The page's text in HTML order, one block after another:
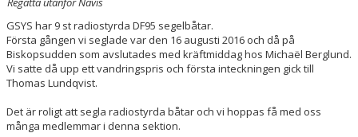
GSYS har 9 st radiostyrda DF95 segelbåtar.
Första gången vi seglade var den 16 augusti 2016 och då på
Biskopsudden som avslutades med kräftmiddag hos Michaël Berglund.
Vi satte då upp ett vandringspris och första inteckningen gick till
Thomas Lundqvist.
Det är roligt att segla radiostyrda båtar och vi hoppas få med oss
många medlemmar i denna sektion.